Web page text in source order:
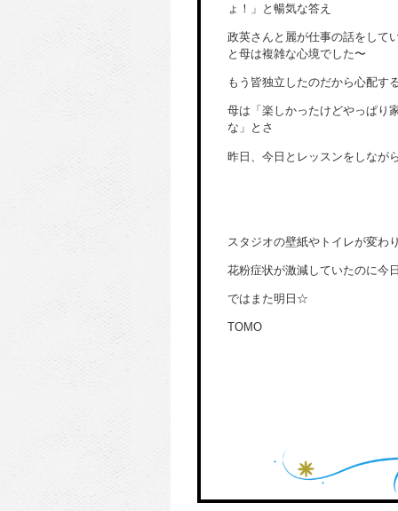
ょ！」と暢気な答え
政英さんと麗が仕事の話をして
と母は複雑な心境でした〜
もう皆独立したのだから心配す
母は「楽しかったけどやっぱり
な」とさ
昨日、今日とレッスンをしなが
スタジオの壁紙やトイレが変わ
花粉症状が激減していたのに今
ではまた明日☆
TOMO